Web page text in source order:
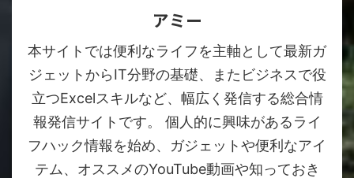
アミー
本サイトでは便利なライフを主軸として最新ガ
ジェットからIT分野の基礎、またビジネスで役
立つExcelスキルなど、幅広く発信する総合情
報発信サイトです。 個人的に興味があるライ
フハック情報を始め、ガジェットや便利なアイ
テム、オススメのYouTube動画や知っておき